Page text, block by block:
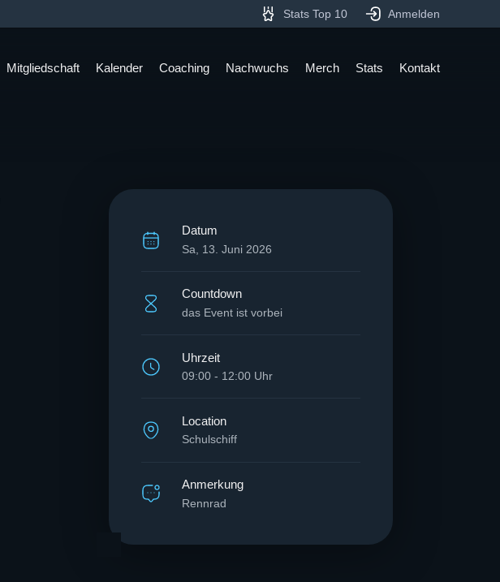
Stats Top 10 Anmelden
Mitgliedschaft Kalender Coaching Nachwuchs Merch Stats Kontakt
Datum
Sa, 13. Juni 2026
Countdown
das Event ist vorbei
Uhrzeit
09:00 - 12:00 Uhr
Location
Schulschiff
Anmerkung
Rennrad